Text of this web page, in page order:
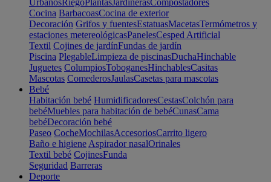
UrbanosRiegoPlantasJardinerasCompostadores
Cocina BarbacoasCocina de exterior
Decoración Grifos y fuentesEstatuasMacetasTermómetros y
estaciones metereológicasPanelesCesped Artificial
Textil Cojines de jardínFundas de jardín
Piscina PlegableLimpieza de piscinasDuchaHinchable
Juguetes ColumpiosToboganesHinchablesCasitas
Mascotas ComederosJaulasCasetas para mascotas
Bebé
Habitación bebé HumidificadoresCestasColchón para
bebéMuebles para habitación de bebéCunasCama
bebéDecoración bebé
Paseo CocheMochilasAccesoriosCarrito ligero
Baño e higiene Aspirador nasalOrinales
Textil bebé CojinesFunda
Seguridad Barreras
Deporte